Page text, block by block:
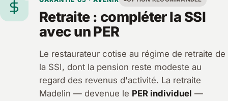
Retraite : compléter la SSI
avec un PER
Le restaurateur cotise au régime de retraite de
la SSI, dont la pension reste modeste au
regard des revenus d'activité. La retraite
Madelin — devenue le PER individuel —